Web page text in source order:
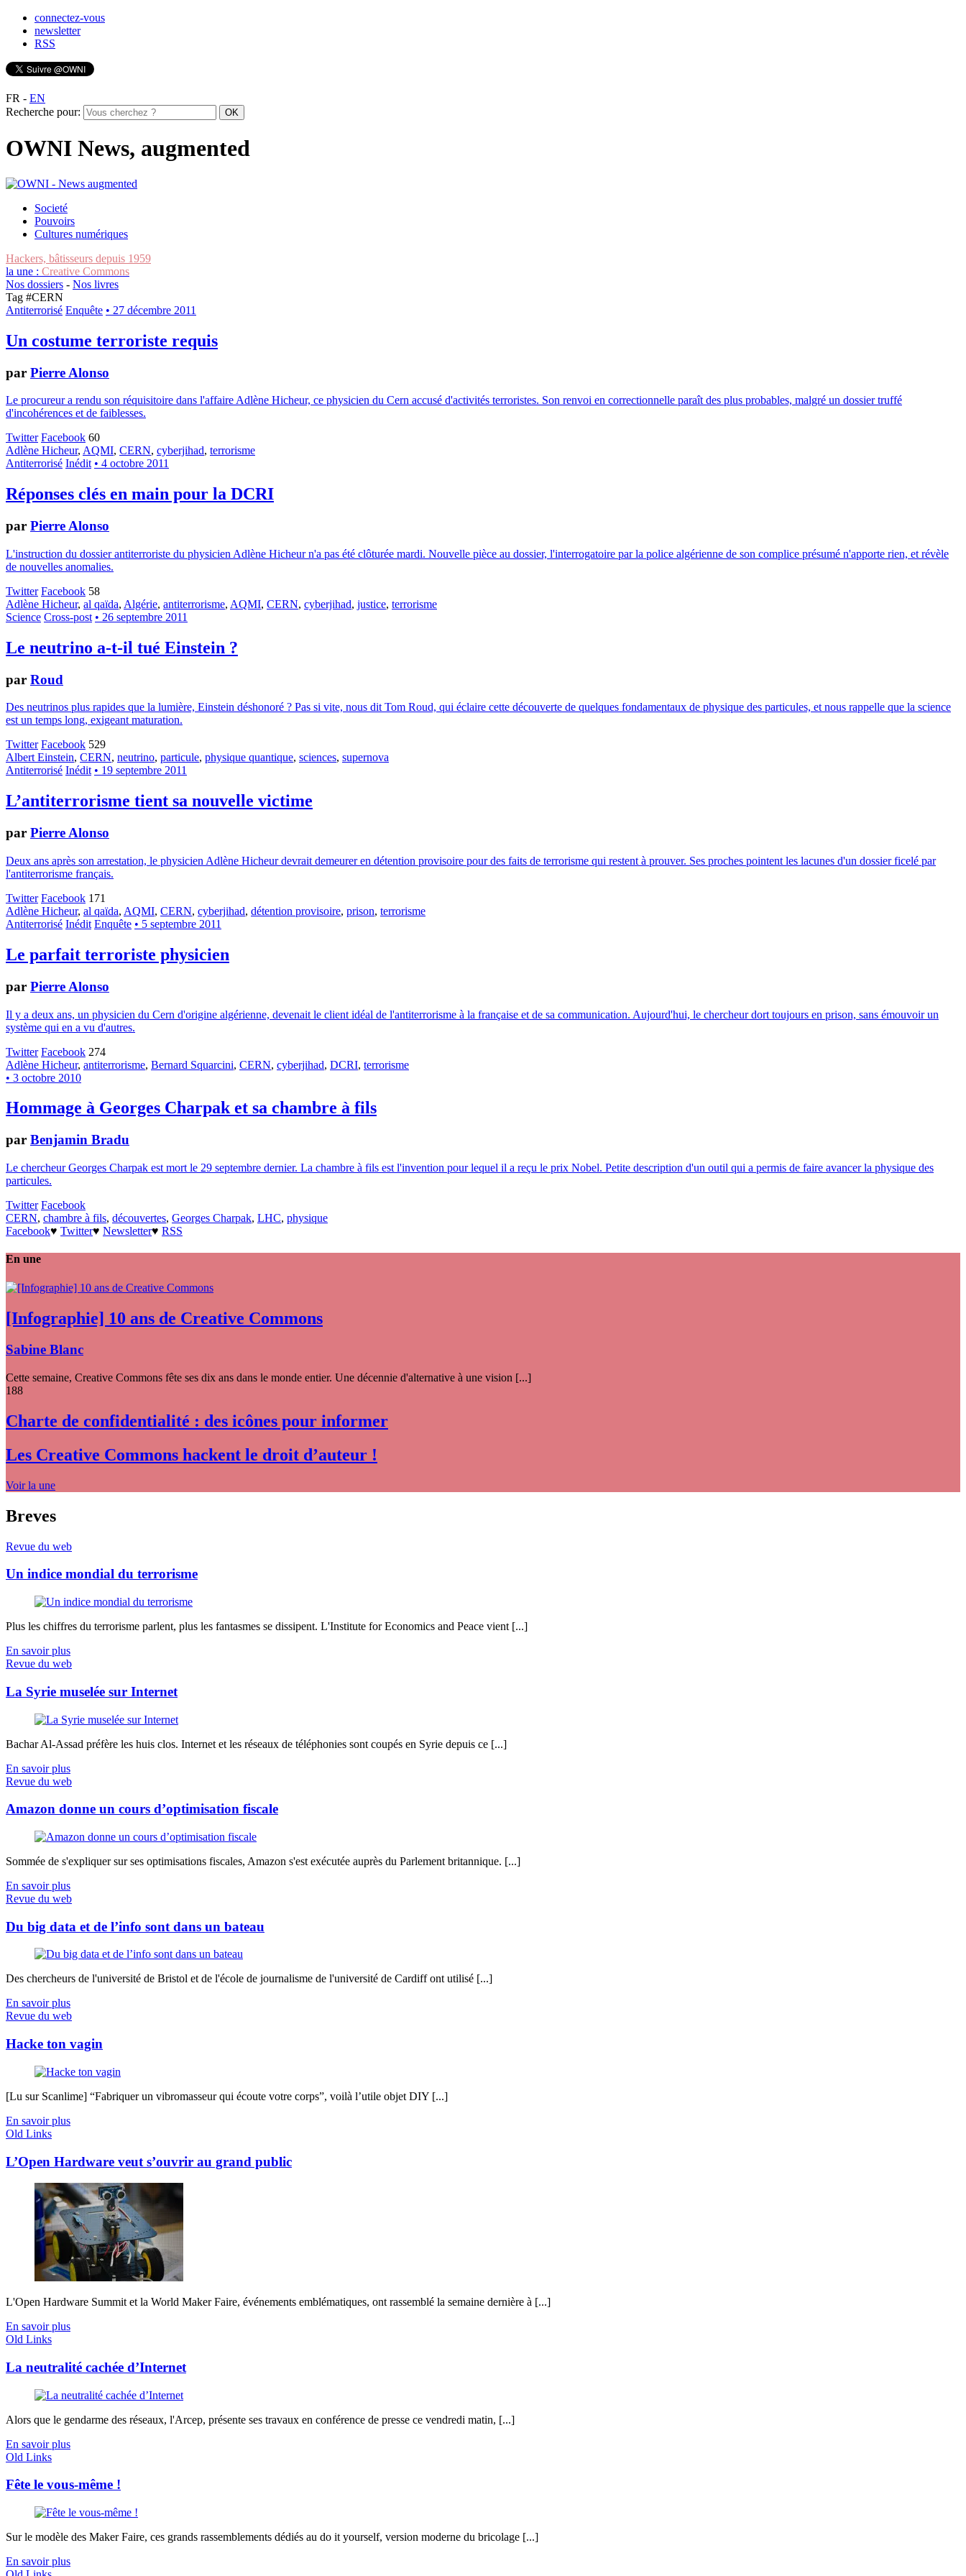
connectez-vous
newsletter
RSS
FR - EN
Recherche pour:
OWNI News, augmented
Societé
Pouvoirs
Cultures numériques
Hackers, bâtisseurs depuis 1959
la une : Creative Commons
Nos dossiers - Nos livres
Tag #CERN
Antiterrorisé Enquête • 27 décembre 2011
Un costume terroriste requis
par Pierre Alonso
Le procureur a rendu son réquisitoire dans l'affaire Adlène Hicheur, ce physicien du Cern accusé d'activités terroristes. Son renvoi en correctionnelle paraît des plus probables, malgré un dossier truffé
d'incohérences et de faiblesses.
Twitter Facebook 60
Adlène Hicheur, AQMI, CERN, cyberjihad, terrorisme
Antiterrorisé Inédit • 4 octobre 2011
Réponses clés en main pour la DCRI
par Pierre Alonso
L'instruction du dossier antiterroriste du physicien Adlène Hicheur n'a pas été clôturée mardi. Nouvelle pièce au dossier, l'interrogatoire par la police algérienne de son complice présumé n'apporte rien, et révèle
de nouvelles anomalies.
Twitter Facebook 58
Adlène Hicheur, al qaïda, Algérie, antiterrorisme, AQMI, CERN, cyberjihad, justice, terrorisme
Science Cross-post • 26 septembre 2011
Le neutrino a-t-il tué Einstein ?
par Roud
Des neutrinos plus rapides que la lumière, Einstein déshonoré ? Pas si vite, nous dit Tom Roud, qui éclaire cette découverte de quelques fondamentaux de physique des particules, et nous rappelle que la science
est un temps long, exigeant maturation.
Twitter Facebook 529
Albert Einstein, CERN, neutrino, particule, physique quantique, sciences, supernova
Antiterrorisé Inédit • 19 septembre 2011
L’antiterrorisme tient sa nouvelle victime
par Pierre Alonso
Deux ans après son arrestation, le physicien Adlène Hicheur devrait demeurer en détention provisoire pour des faits de terrorisme qui restent à prouver. Ses proches pointent les lacunes d'un dossier ficelé par
l'antiterrorisme français.
Twitter Facebook 171
Adlène Hicheur, al qaïda, AQMI, CERN, cyberjihad, détention provisoire, prison, terrorisme
Antiterrorisé Inédit Enquête • 5 septembre 2011
Le parfait terroriste physicien
par Pierre Alonso
Il y a deux ans, un physicien du Cern d'origine algérienne, devenait le client idéal de l'antiterrorisme à la française et de sa communication. Aujourd'hui, le chercheur dort toujours en prison, sans émouvoir un
système qui en a vu d'autres.
Twitter Facebook 274
Adlène Hicheur, antiterrorisme, Bernard Squarcini, CERN, cyberjihad, DCRI, terrorisme
• 3 octobre 2010
Hommage à Georges Charpak et sa chambre à fils
par Benjamin Bradu
Le chercheur Georges Charpak est mort le 29 septembre dernier. La chambre à fils est l'invention pour lequel il a reçu le prix Nobel. Petite description d'un outil qui a permis de faire avancer la physique des
particules.
Twitter Facebook
CERN, chambre à fils, découvertes, Georges Charpak, LHC, physique
Facebook♥ Twitter♥ Newsletter♥ RSS
En une
[Infographie] 10 ans de Creative Commons
Sabine Blanc
Cette semaine, Creative Commons fête ses dix ans dans le monde entier. Une décennie d'alternative à une vision [...]
188
Charte de confidentialité : des icônes pour informer
Les Creative Commons hackent le droit d’auteur !
Voir la une
Breves
Revue du web
Un indice mondial du terrorisme
Plus les chiffres du terrorisme parlent, plus les fantasmes se dissipent. L'Institute for Economics and Peace vient [...]
En savoir plus
Revue du web
La Syrie muselée sur Internet
Bachar Al-Assad préfère les huis clos. Internet et les réseaux de téléphonies sont coupés en Syrie depuis ce [...]
En savoir plus
Revue du web
Amazon donne un cours d’optimisation fiscale
Sommée de s'expliquer sur ses optimisations fiscales, Amazon s'est exécutée auprès du Parlement britannique. [...]
En savoir plus
Revue du web
Du big data et de l’info sont dans un bateau
Des chercheurs de l'université de Bristol et de l'école de journalisme de l'université de Cardiff ont utilisé [...]
En savoir plus
Revue du web
Hacke ton vagin
[Lu sur Scanlime] “Fabriquer un vibromasseur qui écoute votre corps”, voilà l’utile objet DIY [...]
En savoir plus
Old Links
L’Open Hardware veut s’ouvrir au grand public
L'Open Hardware Summit et la World Maker Faire, événements emblématiques, ont rassemblé la semaine dernière à [...]
En savoir plus
Old Links
La neutralité cachée d’Internet
Alors que le gendarme des réseaux, l'Arcep, présente ses travaux en conférence de presse ce vendredi matin, [...]
En savoir plus
Old Links
Fête le vous-même !
Sur le modèle des Maker Faire, ces grands rassemblements dédiés au do it yourself, version moderne du bricolage [...]
En savoir plus